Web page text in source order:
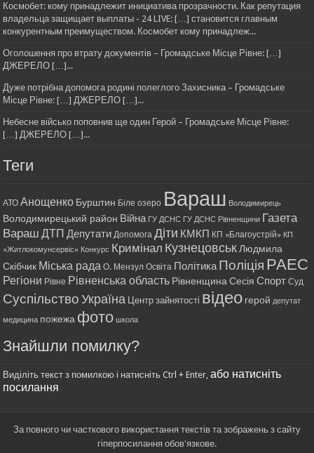
Космобет: кому принадлежит инициатива прозрачности. Как репутация
владельца защищает выплаты - 24 LIVE: […] становится главным
конкурентным преимуществом. Космобет кому принадлеж...
Оголошення про втрату документів – Громадське Місце Рівне: […]
ДЖЕРЕЛО […]...
Дуже потрібна допомога родині полеглого Захисника – Громадське
Місце Рівне: […] ДЖЕРЕЛО […]...
Небесне військо поповнив ще один Герой – Громадське Місце Рівне:
[…] ДЖЕРЕЛО […]...
Теги
АТО Анощенко Бурштин Біле озеро Вараш Володимирець
Володимирецький район Війна ГУ ДСНС ГУ ДСНС Рівненщини Газета
Вараш ДТП Депутати Допомога Діти КМКП КП «Благоустрій» КП
«Житлокомунсервіс» Конкурс Кримінал Кузнецовськ Людмила
Скібчик Міська рада О. Мензул Освіта ПолітикаПоліція РАЕС
Регіони Рівне Рівненська область Рівненщина Сесія Спорт Суд
Суспільство Україна Центр зайнятості відео герой депутат
медицина пожежа фото школа
Знайшли помилку?
Виділіть текст з помилкою і натисніть Ctrl + Enter,або натисніть
посилання
За повного чи часткового використання текстів та зображень з сайту
гіперпосилання обов'язкове.